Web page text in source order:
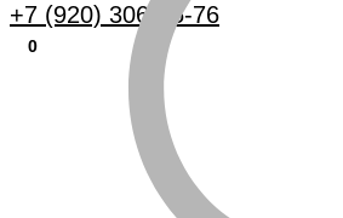
+7 (920) 306-25-76
0